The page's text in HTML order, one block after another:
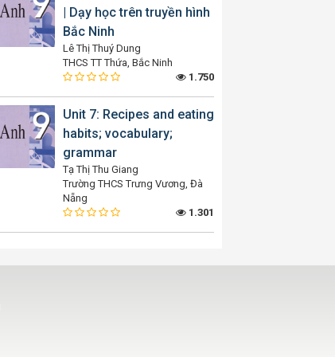
| Dạy học trên truyền hình
Bắc Ninh
Lê Thị Thuý Dung
THCS TT Thứa, Bắc Ninh
1.750
Unit 7: Recipes and eating
habits; vocabulary;
grammar
Tạ Thị Thu Giang
Trường THCS Trưng Vương, Đà
Nẵng
1.301